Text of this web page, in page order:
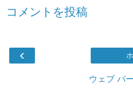
コメントを投稿
‹
ウェブ バ